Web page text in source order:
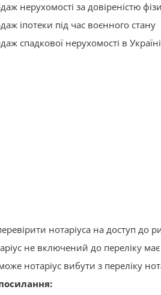
нерухомості за довіреністю
іпотеки під час воєнного стану
спадкової нерухомості в Україні
нотаріуса на доступ до
не включений до переліку
нотаріус вибути з переліку